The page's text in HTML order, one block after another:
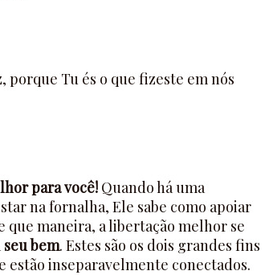
porque Tu és o que fizeste em nós
para você!Quando há uma
na fornalha, Ele sabe como apoiar
que maneira, a libertação melhor se
seu bem. Estes são os dois grandes fins
estão inseparavelmente conectados.